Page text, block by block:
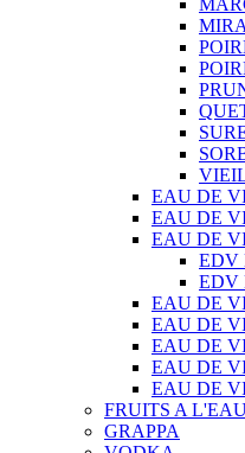
EAU DE
EAU DE
EAU DE
EDV
EDV
EAU DE
EAU DE
EAU DE
EAU DE
EAU DE
FRUITS A
GRAPPA